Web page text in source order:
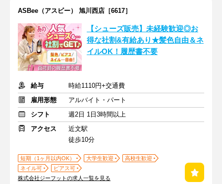
ASBee（アスビー） 旭川西店［6617］
【シューズ販売】未経験歓迎◎お
得な社割&有給あり★髪色自由＆ネ
イルOK！履歴書不要
給与
時給1110円+交通費
雇用形態
アルバイト・パート
シフト
週2日 1日3時間以上
アクセス
近文駅
徒歩10分
短期（1ヶ月以内OK） 大学生歓迎
高校生歓迎
ネイル可
ピアス可
株式会社ジーフットの求人一覧を見る